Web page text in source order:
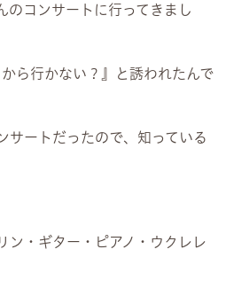
のコンサートに行ってきまし
ら行かない？』と誘われたんで
サートだったので、知っている
ン・ギター・ピアノ・ウクレレ